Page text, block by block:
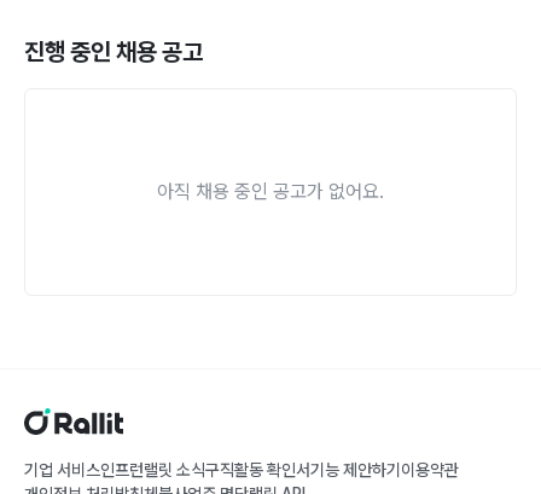
진행 중인 채용 공고
아직 채용 중인 공고가 없어요.
기업 서비스인프런랠릿 소식구직활동 확인서기능 제안하기 이용약관